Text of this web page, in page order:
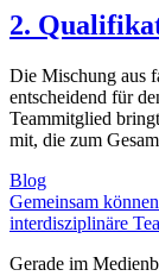
2.
Die Mischung aus
entscheidend für
Teammitglied
mit, die zum
Blog
Gemeinsam
interdisziplinäre
Gerade im